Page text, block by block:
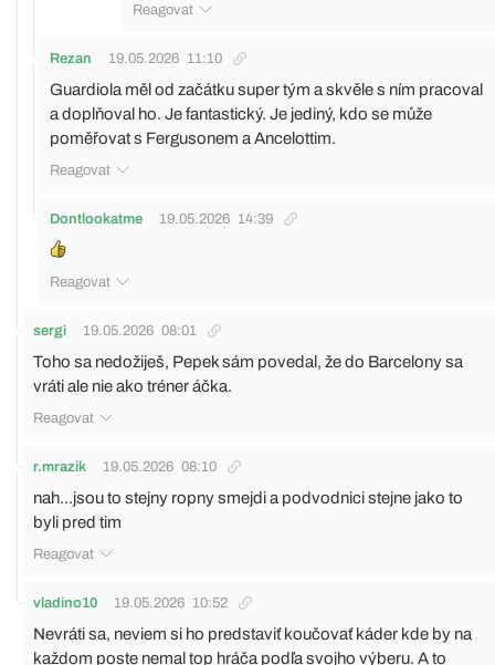
Reagovat
Rezan 19.05.2026 11:10
Guardiola měl od začátku super tým a skvěle s ním pracoval
a doplňoval ho. Je fantastický. Je jediný, kdo se může
poměřovat s Fergusonem a Ancelottim.
Reagovat
Dontlookatme 19.05.2026 14:39
Reagovat
sergi 19.05.2026 08:01
Toho sa nedožiješ, Pepek sám povedal, že do Barcelony sa
vráti ale nie ako tréner áčka.
Reagovat
r.mrazik 19.05.2026 08:10
nah...jsou to stejny ropny smejdi a podvodnici stejne jako to
byli pred tim
Reagovat
vladino10 19.05.2026 10:52
Nevráti sa, neviem si ho predstaviť koučovať káder kde by na
každom poste nemal top hráča podľa svojho výberu. A to